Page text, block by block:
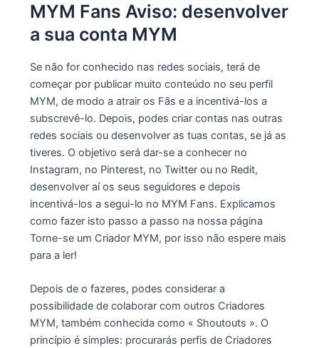
MYM Fans Aviso: desenvolver
a sua conta MYM
Se não for conhecido nas redes sociais, terá de
começar por publicar muito conteúdo no seu perfil
MYM, de modo a atrair os Fãs e a incentivá-los a
subscrevê-lo. Depois, podes criar contas nas outras
redes sociais ou desenvolver as tuas contas, se já as
tiveres. O objetivo será dar-se a conhecer no
Instagram, no Pinterest, no Twitter ou no Redit,
desenvolver aí os seus seguidores e depois
incentivá-los a segui-lo no MYM Fans. Explicamos
como fazer isto passo a passo na nossa página
Torne-se um Criador MYM, por isso não espere mais
para a ler!
Depois de o fazeres, podes considerar a
possibilidade de colaborar com outros Criadores
MYM, também conhecida como « Shoutouts ». O
princípio é simples: procurarás perfis de Criadores